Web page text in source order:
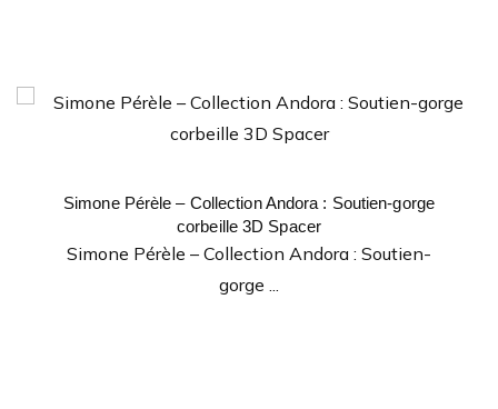
Simone Pérèle – Collection Andora : Soutien-gorge
corbeille 3D Spacer
Simone Pérèle – Collection Andora : Soutien-
gorge ...